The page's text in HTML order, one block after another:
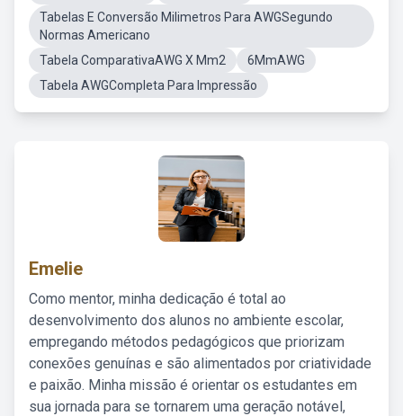
Tabelas E Conversão Milimetros Para AWGSegundo
Normas Americano
Tabela ComparativaAWG X Mm2
6MmAWG
Tabela AWGCompleta Para Impressão
Emelie
Como mentor, minha dedicação é total ao
desenvolvimento dos alunos no ambiente escolar,
empregando métodos pedagógicos que priorizam
conexões genuínas e são alimentados por criatividade
e paixão. Minha missão é orientar os estudantes em
sua jornada para se tornarem uma geração notável,